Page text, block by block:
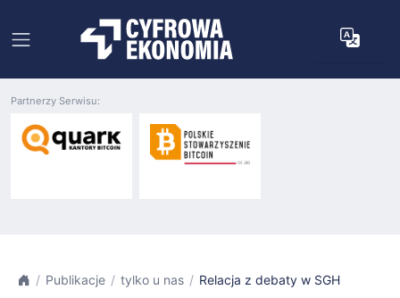
Partnerzy Serwisu:
Publikacje tylko u nas Relacja z debaty w SGH